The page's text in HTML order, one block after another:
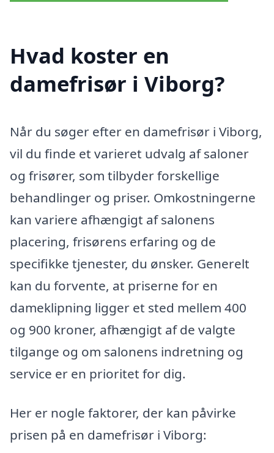
Hvad koster en
damefrisør i Viborg?
Når du søger efter en damefrisør i Viborg,
vil du finde et varieret udvalg af saloner
og frisører, som tilbyder forskellige
behandlinger og priser. Omkostningerne
kan variere afhængigt af salonens
placering, frisørens erfaring og de
specifikke tjenester, du ønsker. Generelt
kan du forvente, at priserne for en
dameklipning ligger et sted mellem 400
og 900 kroner, afhængigt af de valgte
tilgange og om salonens indretning og
service er en prioritet for dig.
Her er nogle faktorer, der kan påvirke
prisen på en damefrisør i Viborg: